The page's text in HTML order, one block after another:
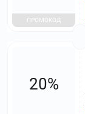
ПРОМОКОД
20%